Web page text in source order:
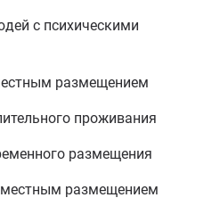
с психическими
размещением
проживания
размещения
размещением